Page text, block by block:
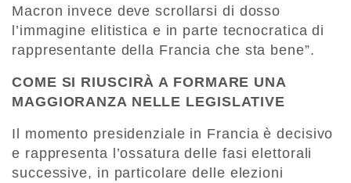
Macron invece deve scrollarsi di dosso
l’immagine elitistica e in parte tecnocratica di
rappresentante della Francia che sta bene”.
COME SI RIUSCIRÀ A FORMARE UNA
MAGGIORANZA NELLE LEGISLATIVE
Il momento presidenziale in Francia è decisivo
e rappresenta l’ossatura delle fasi elettorali
successive, in particolare delle elezioni